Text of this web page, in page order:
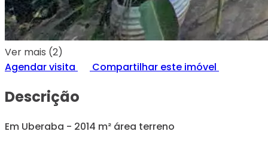
Ver mais (2)
Agendar visita
Compartilhar este imóvel
Descrição
Em Uberaba - 2014 m² área terreno